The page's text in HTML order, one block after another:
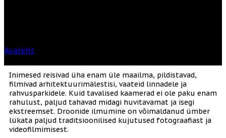
Avaleht
Inimesed reisivad üha enam üle maailma, pildistavad,
filmivad arhitektuurimälestisi, vaateid linnadele ja
rahvusparkidele. Kuid tavalised kaamerad ei ole paku enam
rahulust, paljud tahavad midagi huvitavamat ja isegi
ekstreemset. Droonide ilmumine on võimaldanud ümber
lükata paljud traditsioonilised kujutused fotograafiast ja
videofilmimisest.